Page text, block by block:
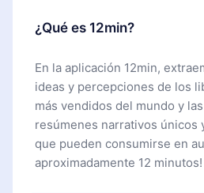
¿Qué es 12min?
En la aplicación 12min,
ideas y percepciones de los
más vendidos del mundo y
resúmenes narrativos únicos
que pueden consumirse en
aproximadamente 12 minutos!